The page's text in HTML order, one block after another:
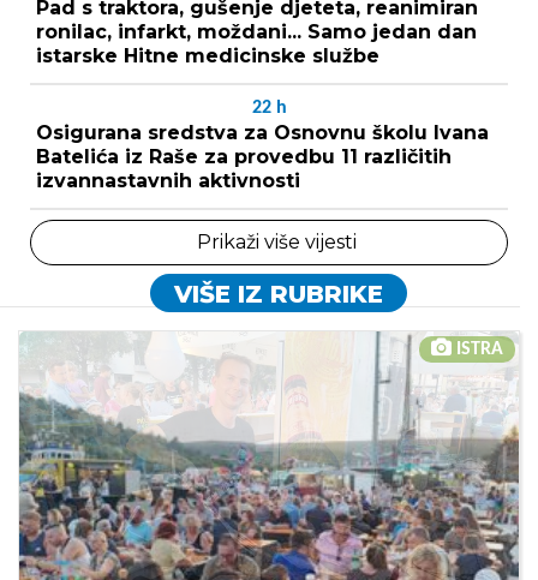
Pad s traktora, gušenje djeteta, reanimiran
ronilac, infarkt, moždani... Samo jedan dan
istarske Hitne medicinske službe
22 h
Osigurana sredstva za Osnovnu školu Ivana
Batelića iz Raše za provedbu 11 različitih
izvannastavnih aktivnosti
Prikaži više vijesti
VIŠE IZ RUBRIKE
ISTRA